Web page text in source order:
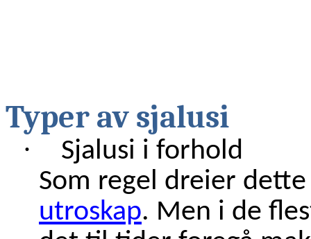
Typer av sjalusi
·
Sjalusi i forhold
Som regel dreier
utroskap. Men i de